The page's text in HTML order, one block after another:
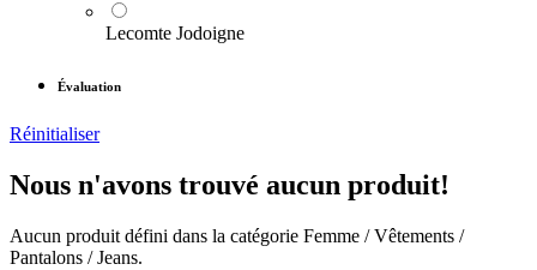
Lecomte Jodoigne
Évaluation
Réinitialiser
Nous n'avons trouvé aucun produit!
Aucun produit défini dans la catégorie Femme / Vêtements /
Pantalons / Jeans.